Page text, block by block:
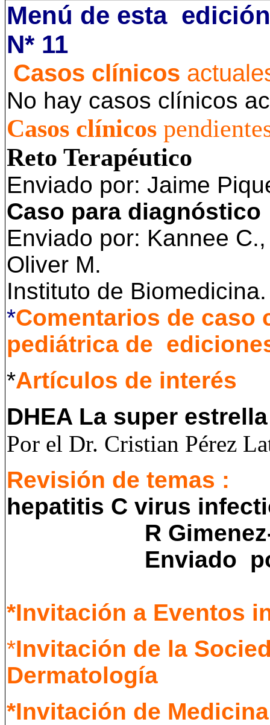
Menú de esta
N* 11
Casos clínicos
No hay casos clínicos
Casos clínicos
Reto Terapéutico
Enviado por: Jaime
Caso para diagnóstico
Enviado por: Kannee
Oliver M.
Instituto de
*Comentarios de caso
pediátrica de
*Artículos de interés
DHEA La super
Por el Dr. Cristian Pérez
Revisión de
hepatitis C virus
R
Enviado
*Invitación a Eventos
*Invitación de la
Dermatología
*Invitación de